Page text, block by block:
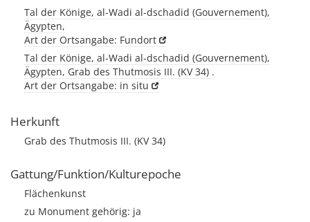
Tal der Könige, al-Wadi al-dschadid (Gouvernement),
Ägypten,
Art der Ortsangabe: Fundort
Tal der Könige, al-Wadi al-dschadid (Gouvernement),
Ägypten, Grab des Thutmosis III. (KV 34) .
Art der Ortsangabe: in situ
Herkunft
Grab des Thutmosis III. (KV 34)
Gattung/Funktion/Kulturepoche
Flächenkunst
zu Monument gehörig: ja